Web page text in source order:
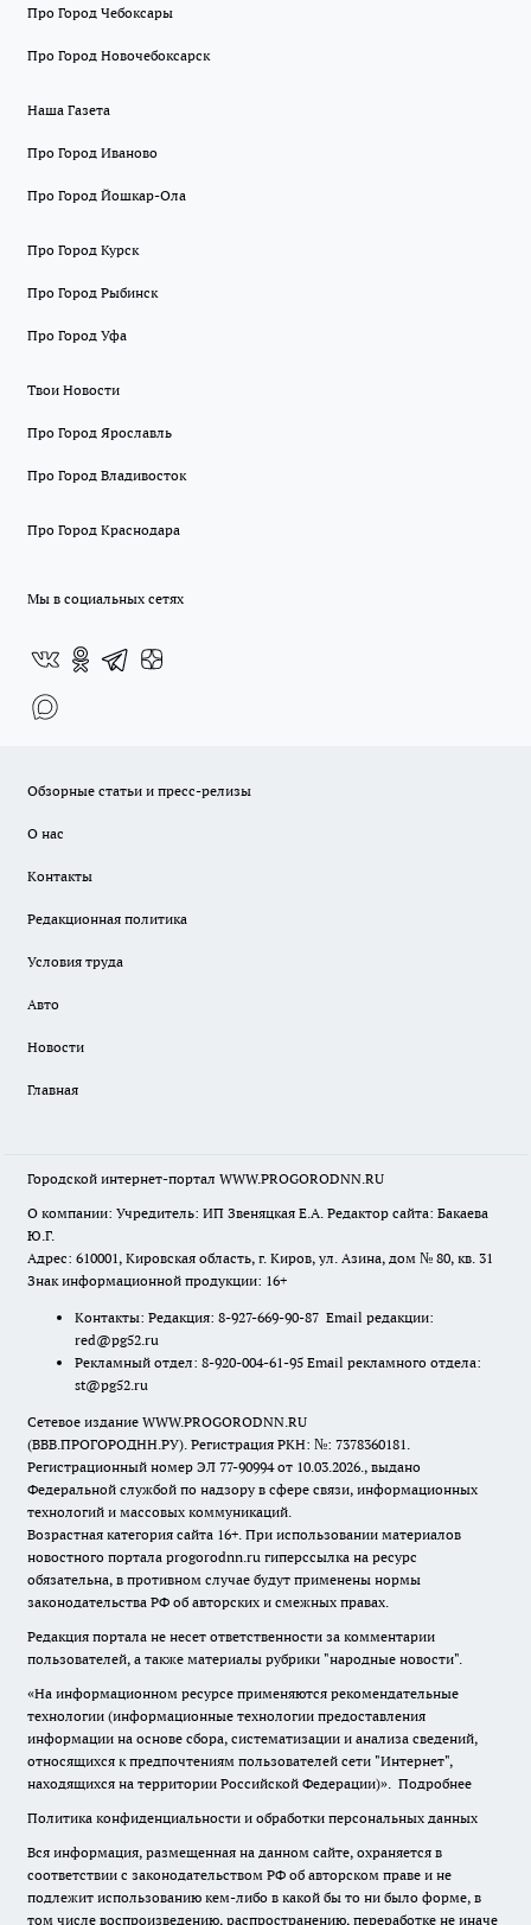
Про Город Чебоксары
Про Город Новочебоксарск
Наша Газета
Про Город Иваново
Про Город Йошкар-Ола
Про Город Курск
Про Город Рыбинск
Про Город Уфа
Твои Новости
Про Город Ярославль
Про Город Владивосток
Про Город Краснодара
Мы в социальных сетях
Обзорные статьи и пресс-релизы
О нас
Контакты
Редакционная политика
Условия труда
Авто
Новости
Главная
Городской интернет-портал WWW.PROGORODNN.RU
О компании: Учредитель: ИП Звеняцкая Е.А. Редактор сайта: Бакаева
Ю.Г.
Адрес: 610001, Кировская область, г. Киров, ул. Азина, дом № 80, кв. 31
Знак информационной продукции: 16+
Контакты: Редакция: 8-927-669-90-87 Email редакции:
red@pg52.ru
Рекламный отдел: 8-920-004-61-95 Email рекламного отдела:
st@pg52.ru
Сетевое издание WWW.PROGORODNN.RU
(ВВВ.ПРОГОРОДНН.РУ). Регистрация РКН: №: 7378360181.
Регистрационный номер ЭЛ 77-90994 от 10.03.2026., выдано
Федеральной службой по надзору в сфере связи, информационных
технологий и массовых коммуникаций.
Возрастная категория сайта 16+. При использовании материалов
новостного портала progorodnn.ru гиперссылка на ресурс
обязательна, в противном случае будут применены нормы
законодательства РФ об авторских и смежных правах.
Редакция портала не несет ответственности за комментарии
пользователей, а также материалы рубрики "народные новости".
«На информационном ресурсе применяются рекомендательные
технологии (информационные технологии предоставления
информации на основе сбора, систематизации и анализа сведений,
относящихся к предпочтениям пользователей сети "Интернет",
находящихся на территории Российской Федерации)». Подробнее
Политика конфиденциальности и обработки персональных данных
Вся информация, размещенная на данном сайте, охраняется в
соответствии с законодательством РФ об авторском праве и не
подлежит использованию кем-либо в какой бы то ни было форме, в
том числе воспроизведению, распространению, переработке не иначе